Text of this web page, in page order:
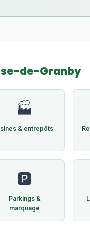
de-Granby
🏭
& entrepôts
🅿️
Parkings &
marquage